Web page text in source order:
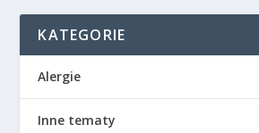
KATEGORIE
Alergie
Inne tematy